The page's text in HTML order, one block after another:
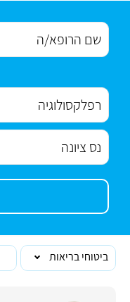
ביטוחי בריאות